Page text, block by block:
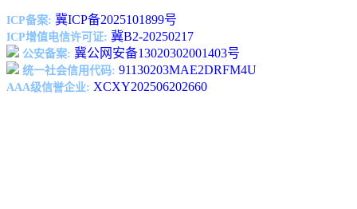
ICP备案: 冀ICP备2025101899号
ICP增值电信许可证: 冀B2-20250217
公安备案: 冀公网安备13020302001403号
统一社会信用代码: 91130203MAE2DRFM4U
AAA级信誉企业: XCXY202506202660